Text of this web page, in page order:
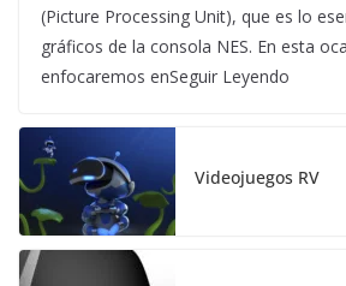
(Picture Processing Unit), que es lo
gráficos de la consola NES. En esta
enfocaremos enSeguir Leyendo
Videojuegos RV